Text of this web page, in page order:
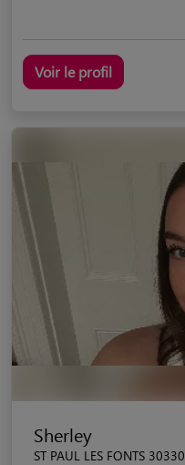
Voir le profil
Sherley
ST PAUL LES FONTS 30330